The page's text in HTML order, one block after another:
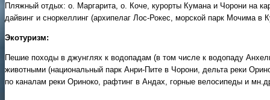
Пляжный отдых: о. Маргарита, о. Коче, курорты Кумана и Чорони на
дайвинг и сноркеллинг (архипелаг Лос-Рокес, морской парк Мочима в
Экотуризм:
Пешие походы в джунглях к водопадам (в том числе к водопаду
животными (национальный парк Анри-Пите в Чорони, дельта реки
по каналам реки Ориноко, рафтинг в Андах, горные велосипеды и